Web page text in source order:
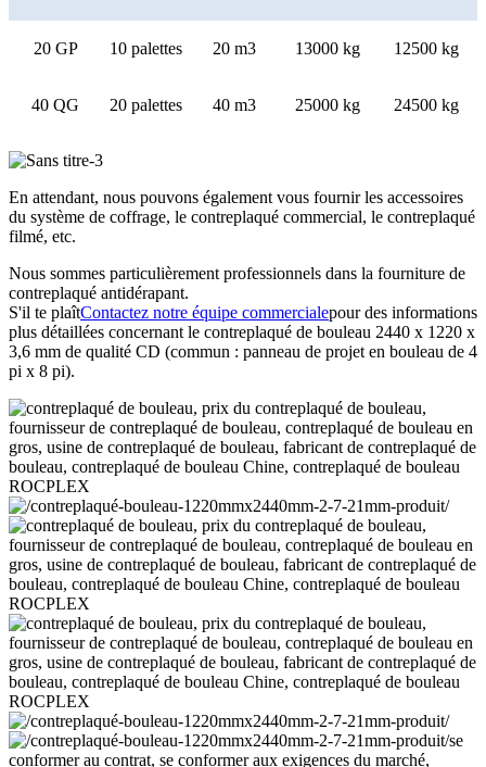
20 GP 10 palettes 20 m3 13000 kg 12500 kg
40 QG 20 palettes 40 m3 25000 kg 24500 kg
En attendant, nous pouvons également vous fournir les accessoires
du système de coffrage, le contreplaqué commercial, le contreplaqué
filmé, etc.
Nous sommes particulièrement professionnels dans la fourniture de
contreplaqué antidérapant.
S'il te plaîtContactez notre équipe commercialepour des informations
plus détaillées concernant le contreplaqué de bouleau 2440 x 1220 x
3,6 mm de qualité CD (commun : panneau de projet en bouleau de 4
pi x 8 pi).
se
conformer au contrat, se conformer aux exigences du marché,